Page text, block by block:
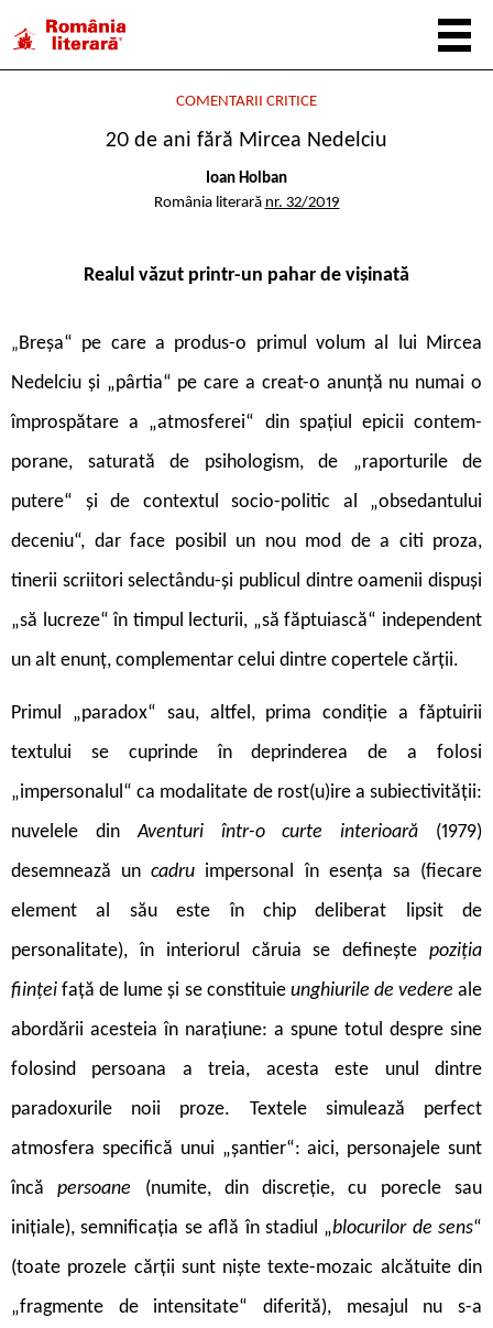
COMENTARII CRITICE
20 de ani fără Mircea Nedelciu
Ioan Holban
România literară nr. 32/2019
Realul văzut printr-un pahar de vișinată
„Breșa“ pe care a produs-o primul volum al lui Mircea
Nedelciu și „pârtia“ pe care a creat-o anunță nu numai o
împrospătare a „atmosferei“ din spațiul epicii contem­
porane, saturată de psihologism, de „raporturile de
putere“ și de contextul socio-politic al „obsedantului
deceniu“, dar face posibil un nou mod de a citi proza,
tinerii scriitori selectându-și publicul dintre oamenii dispuși
„să lucreze“ în timpul lecturii, „să făp­tuiască“ independent
un alt enunț, complementar celui dintre copertele cărții.
Primul „paradox“ sau, altfel, prima condiție a făptuirii
textului se cuprinde în deprinderea de a folosi
„impersonalul“ ca modalitate de rost(u)ire a subiectivității:
nuvelele dinAventuri într-o curte interioară (1979)
desemnează uncadru impersonal în esența sa (fiecare
element al său este în chip deliberat lipsit de
personalitate), în interiorul căruia se definește poziția
ființeifață de lume și se constituie unghiurile de vedereale
abordării acesteia în narațiune: a spune totul despre sine
folosind persoana a treia, acesta este unul dintre
paradoxurile noii proze. Textele simulează perfect
atmosfera specifică unui „șantier“: aici, personajele sunt
încăpersoane (numite, din discreție, cu porecle sau
inițiale), semnificația se află în stadiul „blocurilor de sens“
(toate prozele cărții sunt niște texte-mozaic alcătuite din
„fragmente de intensitate“ diferită), mesajul nu s-a